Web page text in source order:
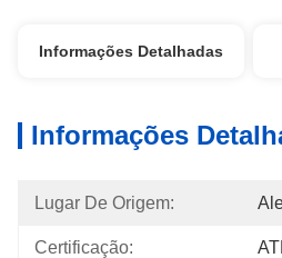
Informações Detalhadas
Informações
Lugar De Origem:
Certificação: